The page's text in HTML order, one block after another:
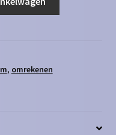
, omrekenen